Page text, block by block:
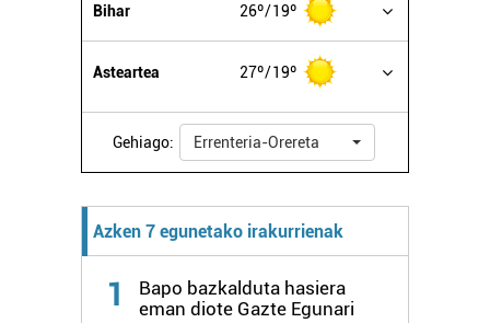
Bihar 26º 19º
Asteartea 27º 19º
Gehiago: Errenteria-Orereta
Azken 7 egunetako irakurrienak
1
Bapo bazkalduta hasiera
eman diote Gazte Egunari